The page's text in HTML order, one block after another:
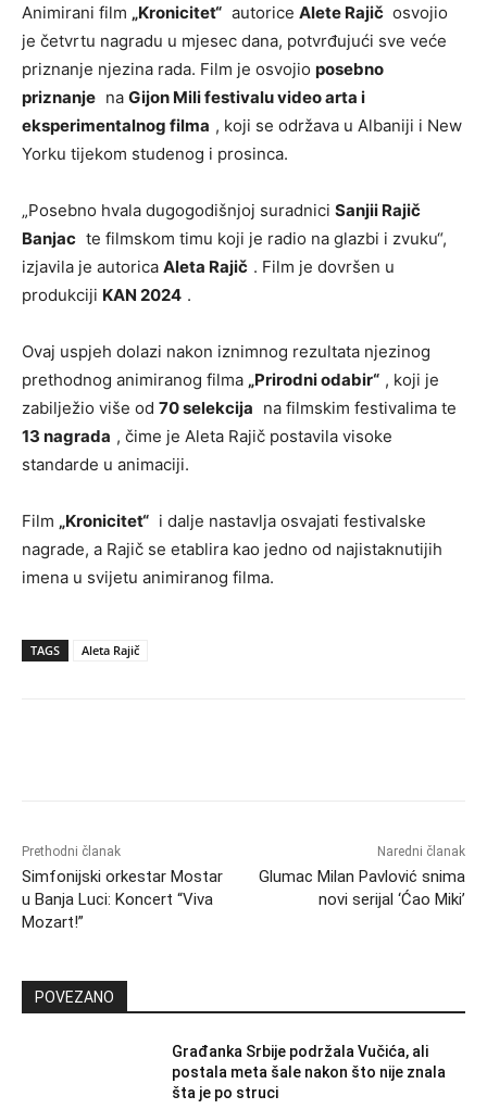
Animirani film „Kronicitet“ autorice Alete Rajič osvojio
je četvrtu nagradu u mjesec dana, potvrđujući sve veće
priznanje njezina rada. Film je osvojio posebno
priznanje na Gijon Mili festivalu video arta i
eksperimentalnog filma , koji se održava u Albaniji i New
Yorku tijekom studenog i prosinca.
„Posebno hvala dugogodišnjoj suradnici Sanjii Rajič
Banjac te filmskom timu koji je radio na glazbi i zvuku“,
izjavila je autorica Aleta Rajič . Film je dovršen u
produkciji KAN 2024 .
Ovaj uspjeh dolazi nakon iznimnog rezultata njezinog
prethodnog animiranog filma „Prirodni odabir“ , koji je
zabilježio više od 70 selekcija na filmskim festivalima te
13 nagrada , čime je Aleta Rajič postavila visoke
standarde u animaciji.
Film „Kronicitet“ i dalje nastavlja osvajati festivalske
nagrade, a Rajič se etablira kao jedno od najistaknutijih
imena u svijetu animiranog filma.
TAGS Aleta Rajič
Prethodni članak
Simfonijski orkestar Mostar
u Banja Luci: Koncert “Viva
Mozart!”
Naredni članak
Glumac Milan Pavlović snima
novi serijal ‘Ćao Miki’
POVEZANO
Građanka Srbije podržala Vučića, ali
postala meta šale nakon što nije znala
šta je po struci